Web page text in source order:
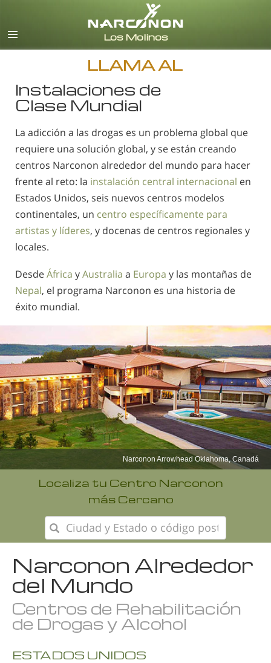
Español (Castellano)
Todas las Regiones/Idiomas
LLAMA AL
Instalaciones de
Clase Mundial
La adicción a las drogas es un problema global que
requiere una solución global, y se están creando
centros Narconon alrededor del mundo para hacer
frente al reto: la instalación central internacional en
Estados Unidos, seis nuevos centros modelos
continentales, un centro específicamente para
artistas y líderes, y docenas de centros regionales y
locales.
DesdeÁfrica yAustralia a Europa y las montañas de
Nepal, el programa Narconon es una historia de
éxito mundial.
Narconon Reino Unido
Localiza tu Centro Narconon
más Cercano
Narconon Alrededor
del Mundo
Centros de Rehabilitación
de Drogas y Alcohol
ESTADOS UNIDOS